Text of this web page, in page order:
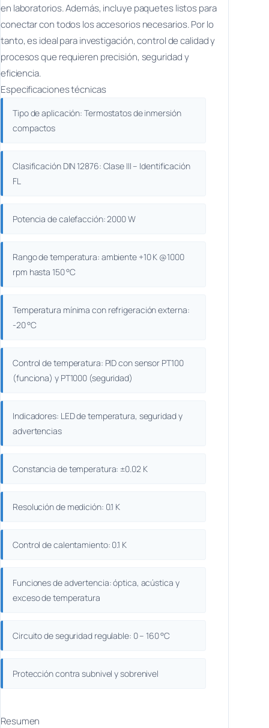
en laboratorios. Además, incluye paquetes listos para
conectar con todos los accesorios necesarios. Por lo
tanto, es ideal para investigación, control de calidad y
procesos que requieren precisión, seguridad y
eficiencia.
Especificaciones técnicas
Tipo de aplicación: Termostatos de inmersión
compactos
Clasificación DIN 12876: Clase III – Identificación
FL
Potencia de calefacción: 2000 W
Rango de temperatura: ambiente +10 K @1000
rpm hasta 150 °C
Temperatura mínima con refrigeración externa:
-20 °C
Control de temperatura: PID con sensor PT100
(funciona) y PT1000 (seguridad)
Indicadores: LED de temperatura, seguridad y
advertencias
Constancia de temperatura: ±0.02 K
Resolución de medición: 0.1 K
Control de calentamiento: 0.1 K
Funciones de advertencia: óptica, acústica y
exceso de temperatura
Circuito de seguridad regulable: 0 – 160 °C
Protección contra subnivel y sobrenivel
Resumen